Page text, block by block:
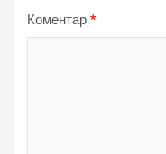
Коментар *